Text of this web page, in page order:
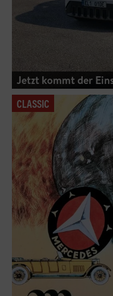
Jetzt kommt der
CLASSIC